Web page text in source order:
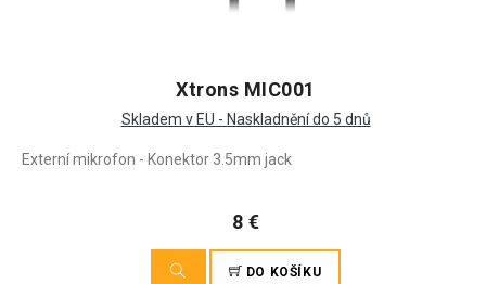
Xtrons MIC001
Skladem v EU - Naskladnění do 5 dnů
Externí mikrofon - Konektor 3.5mm jack
8 €
DO KOŠÍKU